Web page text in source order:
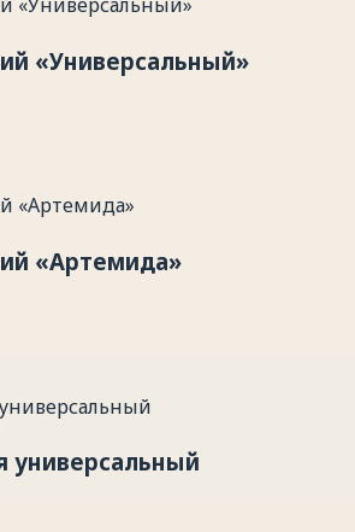
«Универсальный»
«Артемида»
универсальный